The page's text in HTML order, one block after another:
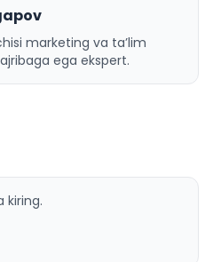
marketing va ta’lim
ega ekspert.
kiring.